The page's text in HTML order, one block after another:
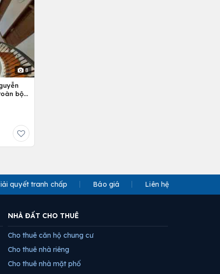
8
bộ
quyết tranh chấp Báo giá Liên hệ
NHÀ ĐẤT CHO THUÊ
Cho thuê căn hộ chung cư
Cho thuê nhà riêng
Cho thuê nhà mặt phố